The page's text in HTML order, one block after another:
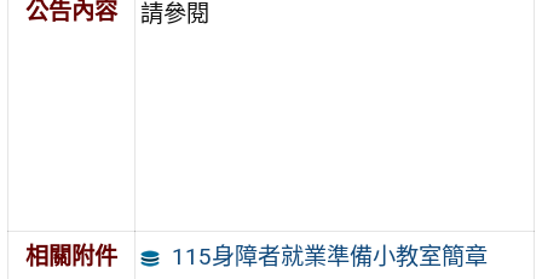
公告內容
請參閱
相關附件 115身障者就業準備小教室簡章